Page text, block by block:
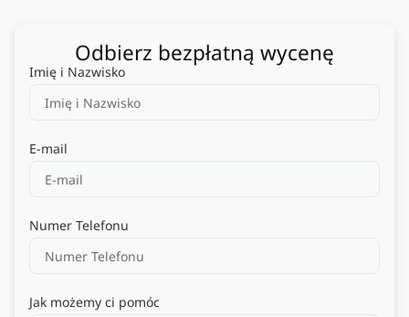
Odbierz bezpłatną wycenę
Imię i Nazwisko
E-mail
Numer Telefonu
Jak możemy ci pomóc